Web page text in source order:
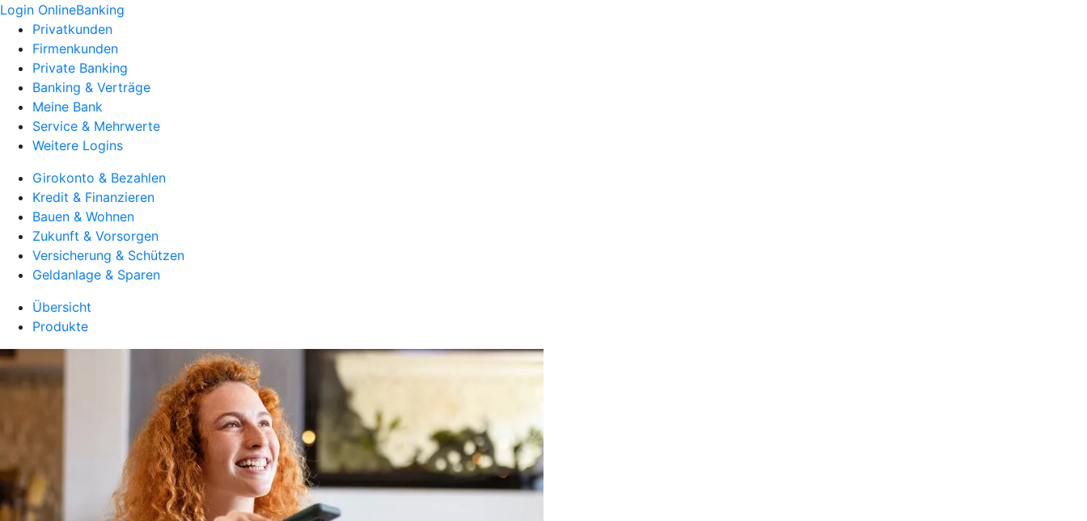
Login OnlineBanking
Privatkunden
Firmenkunden
Private Banking
Banking & Verträge
Meine Bank
Service & Mehrwerte
Weitere Logins
Girokonto & Bezahlen
Kredit & Finanzieren
Bauen & Wohnen
Zukunft & Vorsorgen
Versicherung & Schützen
Geldanlage & Sparen
Übersicht
Produkte